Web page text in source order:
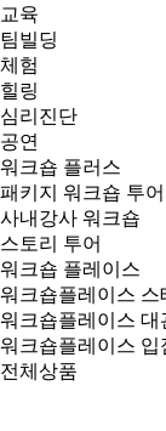
교육
팀빌딩
체험
힐링
심리진단
공연
워크숍 플러스
패키지 워크숍 투어
사내강사 워크숍
스토리 투어
워크숍 플레이스
워크숍플레이스 스
워크숍플레이스 대
워크숍플레이스 입
전체상품